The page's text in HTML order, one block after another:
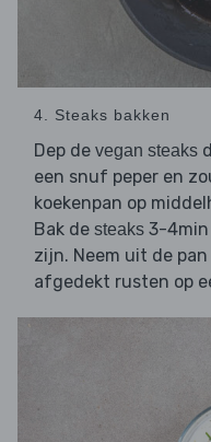
4. Steaks bakken
Dep de vegan steaks
een snuf peper en
koekenpan op
Bak de steaks 3-
zijn. Neem uit de
afgedekt rusten op